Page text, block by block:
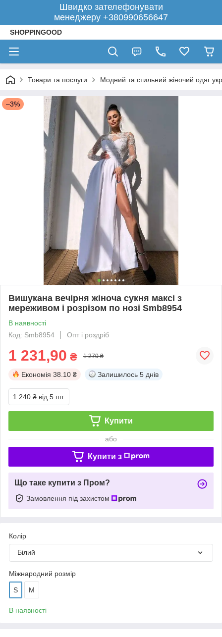
Швидко зателефонувати
менеджеру +380990656647
SHOPPINGOOD
Товари та послуги Модний та стильний жіночий одяг
–3%
Вишукана вечірня жіноча сукня максі з
мереживом і розрізом по нозі Smb8954
В наявності
Код: Smb8954
Опт і роздріб
1 231,90 ₴ 1 270 ₴
Економія 38.10 ₴ Залишилось 5 днів
1 240 ₴ від 5 шт.
Купити
або
Купити з
Що таке купити з Пром?
Замовлення під захистом
Колір
Білий
Міжнародний розмір
S M
В наявності